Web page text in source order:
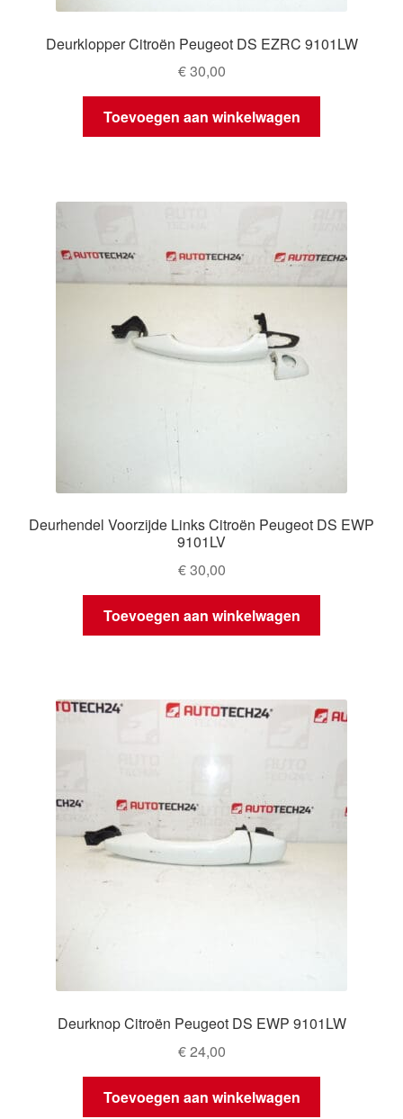
Deurklopper Citroën Peugeot DS EZRC 9101LW
€30,00
Toevoegen aan winkelwagen
Deurhendel Voorzijde Links Citroën Peugeot DS EWP
9101LV
€30,00
Toevoegen aan winkelwagen
Deurknop Citroën Peugeot DS EWP 9101LW
€24,00
Toevoegen aan winkelwagen